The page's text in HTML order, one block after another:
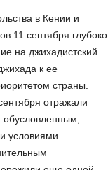
в Кении и
11 сентября глубоко
на джихадистский
к ее
страны.
отражали
условиями